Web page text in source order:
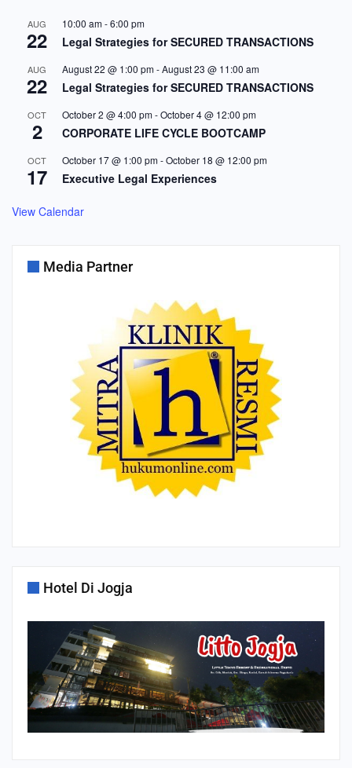
AUG
22
10:00 am-6:00 pm
Legal Strategies for SECURED TRANSACTIONS
AUG
22
August 22 @ 1:00 pm-August 23 @ 11:00 am
Legal Strategies for SECURED TRANSACTIONS
OCT
2
October 2 @ 4:00 pm-October 4 @ 12:00 pm
CORPORATE LIFE CYCLE BOOTCAMP
OCT
17
October 17 @ 1:00 pm-October 18 @ 12:00 pm
Executive Legal Experiences
View Calendar
Media Partner
Hotel Di Jogja